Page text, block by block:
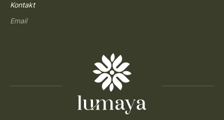
Kontakt
Email